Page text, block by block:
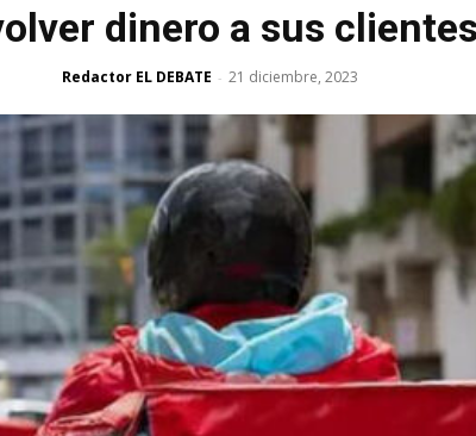
dinero a sus
Redactor EL DEBATE - 21 diciembre, 2023